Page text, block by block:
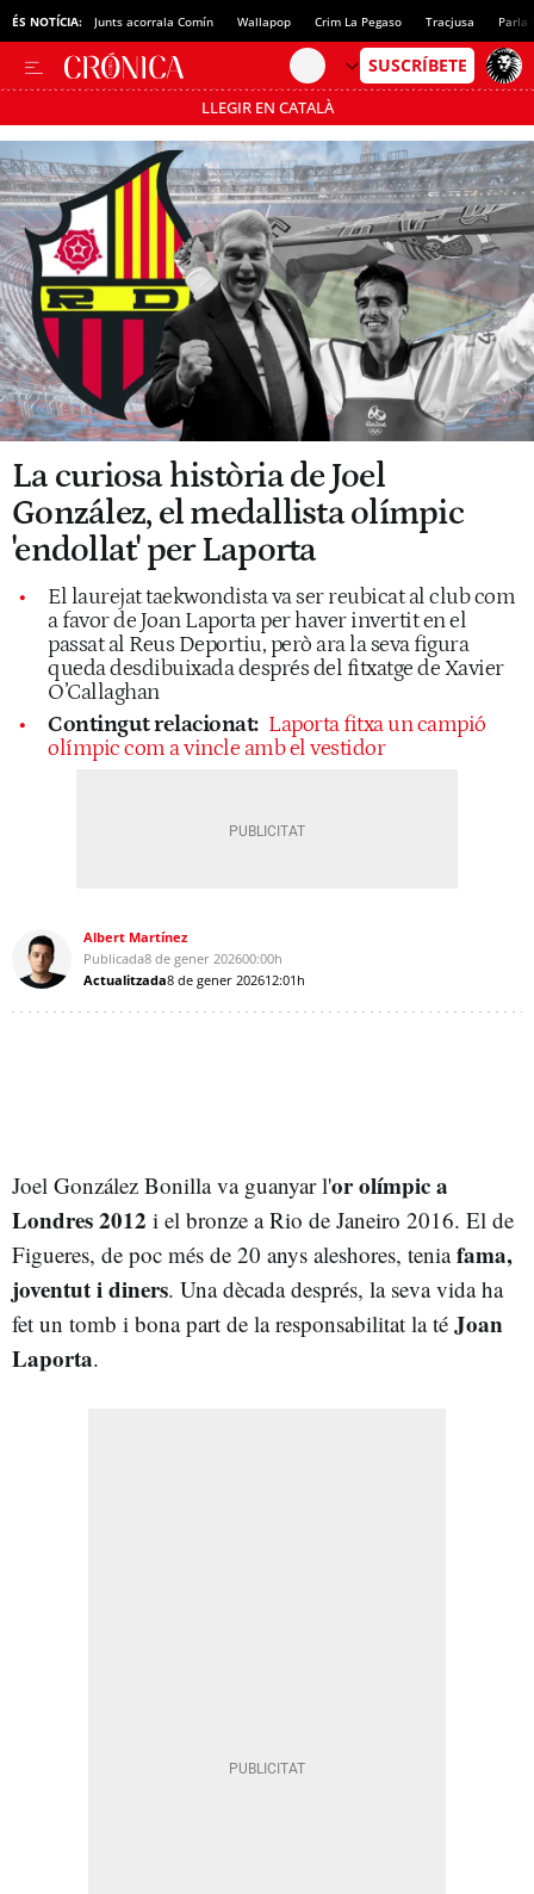
ÉS NOTÍCIA: Junts acorrala Comín Wallapop Crim La Pegaso Tracjusa Parla
LLEGIR EN CATALÀ
Passa’t al mode estalvi
La curiosa història de Joel
González, el medallista olímpic
'endollat' per Laporta
El laurejat taekwondista va ser reubicat al club com
a favor de Joan Laporta per haver invertit en el
passat al Reus Deportiu, però ara la seva figura
queda desdibuixada després del fitxatge de Xavier
O’Callaghan
Contingut relacionat: Laporta fitxa un campió
olímpic com a vincle amb el vestidor
Albert Martínez
Publicada8 de gener 202600:00h
Actualitzada8 de gener 202612:01h
Joel González Bonilla va guanyar l'or olímpic a
Londres 2012 i el bronze a Rio de Janeiro 2016. El de
Figueres, de poc més de 20 anys aleshores, teniafama,
joventut i diners. Una dècada després, la seva vida ha
fet un tomb i bona part de la responsabilitat la té Joan
Laporta.